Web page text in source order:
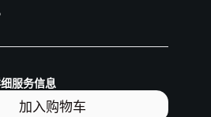
服务信息
加入购物车